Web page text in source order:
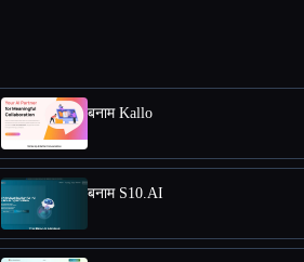
बनाम Kallo
बनाम S10.AI